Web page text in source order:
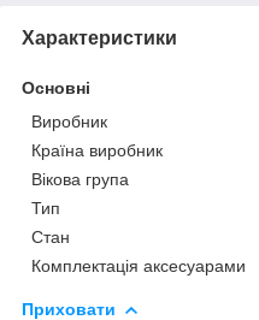
Характеристики
Основні
Виробник
Країна виробник
Вікова група
Тип
Стан
Комплектація аксесуарами
Приховати